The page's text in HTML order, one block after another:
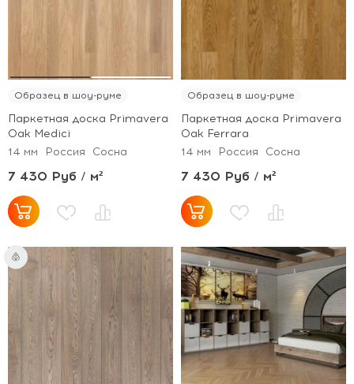
Образец в шоу-руме
Паркетная доска Primavera
Oak Medici
14 мм
Россия Сосна
7 430 Руб / м²
Образец в шоу-руме
Паркетная доска Primavera
Oak Ferrara
14 мм
Россия Сосна
7 430 Руб / м²